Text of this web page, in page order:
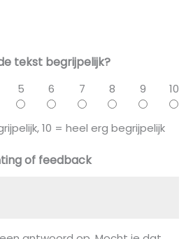
tekst begrijpelijk?
5 6 7 8 9 10
10 = heel erg begrijpelijk
of feedback